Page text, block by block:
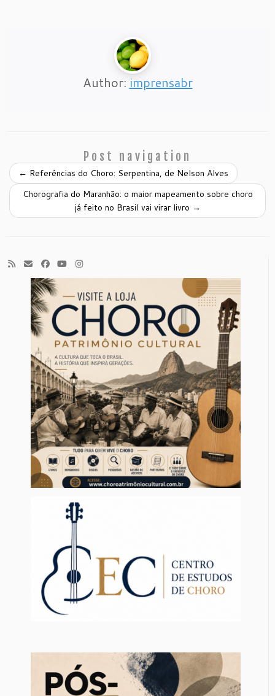
Author: imprensabr
Post navigation
← Referências do Choro: Serpentina, de Nelson Alves
Chorografia do Maranhão: o maior mapeamento sobre choro
já feito no Brasil vai virar livro →